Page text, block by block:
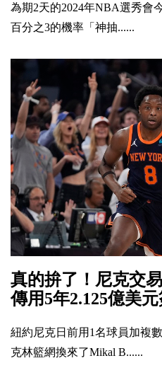
為期2天的2024年NBA選秀會
百分之3的機率「神抽......
真的拚了！尼克交
傳用5年2.125億美
紐約尼克日前用1名球員加複
克林籃網換來了Mikal B......